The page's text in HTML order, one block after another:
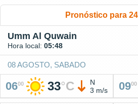
Pronóstico para
Umm Al Quwain
Hora local: 05:48
08 AGOSTO, SABADO
0600 33°C
N
3 m/s
0900